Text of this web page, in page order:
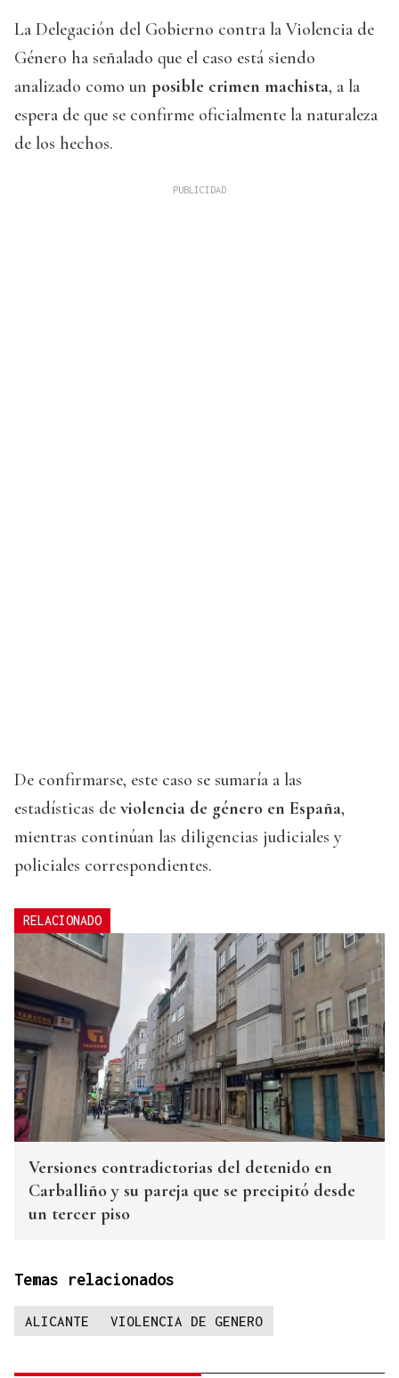
La Delegación del Gobierno contra la Violencia de
Género ha señalado que el caso está siendo
analizado como un posible crimen machista, a la
espera de que se confirme oficialmente la naturaleza
de los hechos.
De confirmarse, este caso se sumaría a las
estadísticas de violencia de género en España,
mientras continúan las diligencias judiciales y
policiales correspondientes.
RELACIONADO
Versiones contradictorias del detenido en
Carballiño y su pareja que se precipitó desde
un tercer piso
Temas relacionados
ALICANTE VIOLENCIA DE GENERO